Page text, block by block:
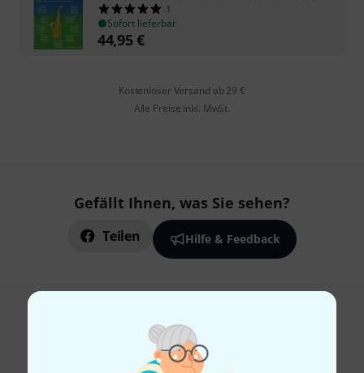
1
Sofort lieferbar
44,95€
Kostenloser Versand ab 29 €
Alle Preise inkl. MwSt.
Gefällt Ihnen, was Sie sehen?
Teilen Hilfe & Feedback